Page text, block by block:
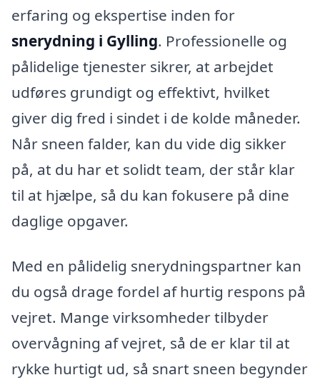
erfaring og ekspertise inden for
snerydning i Gylling. Professionelle og
pålidelige tjenester sikrer, at arbejdet
udføres grundigt og effektivt, hvilket
giver dig fred i sindet i de kolde måneder.
Når sneen falder, kan du vide dig sikker
på, at du har et solidt team, der står klar
til at hjælpe, så du kan fokusere på dine
daglige opgaver.
Med en pålidelig snerydningspartner kan
du også drage fordel af hurtig respons på
vejret. Mange virksomheder tilbyder
overvågning af vejret, så de er klar til at
rykke hurtigt ud, så snart sneen begynder